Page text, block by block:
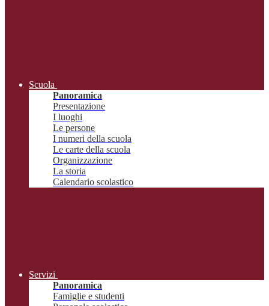
Scuola
Panoramica
Presentazione
I luoghi
Le persone
I numeri della scuola
Le carte della scuola
Organizzazione
La storia
Calendario scolastico
Servizi
Panoramica
Famiglie e studenti